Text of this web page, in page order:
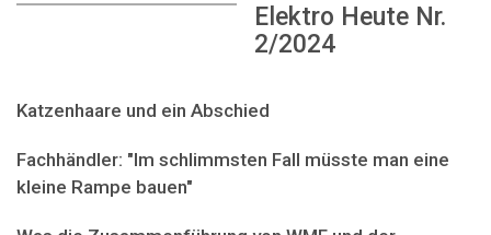
Elektro Heute Nr.
2/2024
Katzenhaare und ein Abschied
Fachhändler: "Im schlimmsten Fall müsste man eine
kleine Rampe bauen"